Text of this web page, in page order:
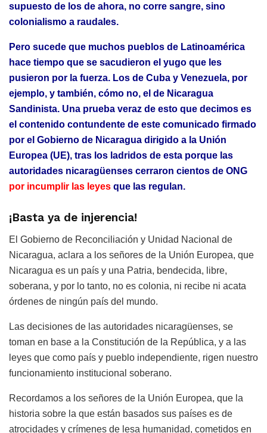
supuesto de los de ahora, no corre sangre, sino
colonialismo a raudales.
Pero sucede que muchos pueblos de Latinoamérica
hace tiempo que se sacudieron el yugo que les
pusieron por la fuerza. Los de Cuba y Venezuela, por
ejemplo, y también, cómo no, el de Nicaragua
Sandinista. Una prueba veraz de esto que decimos es
el contenido contundente de este comunicado firmado
por el Gobierno de Nicaragua dirigido a la Unión
Europea (UE), tras los ladridos de esta porque las
autoridades nicaragüenses cerraron cientos de ONG
por incumplir las leyes que las regulan.
¡Basta ya de injerencia!
El Gobierno de Reconciliación y Unidad Nacional de
Nicaragua, aclara a los señores de la Unión Europea, que
Nicaragua es un país y una Patria, bendecida, libre,
soberana, y por lo tanto, no es colonia, ni recibe ni acata
órdenes de ningún país del mundo.
Las decisiones de las autoridades nicaragüenses, se
toman en base a la Constitución de la República, y a las
leyes que como país y pueblo independiente, rigen nuestro
funcionamiento institucional soberano.
Recordamos a los señores de la Unión Europea, que la
historia sobre la que están basados sus países es de
atrocidades y crímenes de lesa humanidad, cometidos en